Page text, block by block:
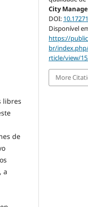
libres
de
a
City
DOI:
Disponível
https://
br/
rticle/view/
More